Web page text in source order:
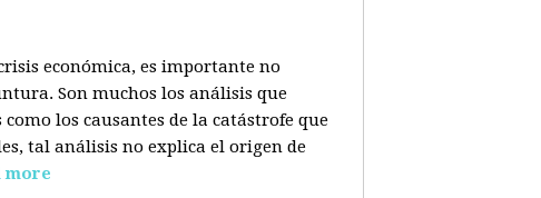
económica, es importante no
Son muchos los análisis que
los causantes de la catástrofe que
tal análisis no explica el origen de
more